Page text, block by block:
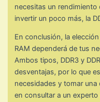
necesitas un
invertir un poco más, la
En conclusión, la
RAM dependerá de tus
Ambos tipos, DDR3 y
desventajas, por lo que
necesidades y tomar una
en consultar a un